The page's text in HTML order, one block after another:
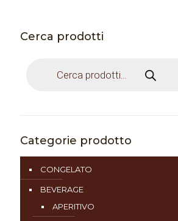
Cerca prodotti
Categorie prodotto
CONGELATO
BEVERAGE
APERITIVO